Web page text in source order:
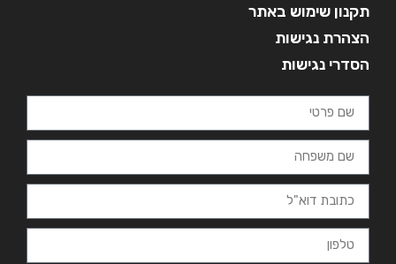
תקנון שימוש באתר
הצהרת נגישות
הסדרי נגישות